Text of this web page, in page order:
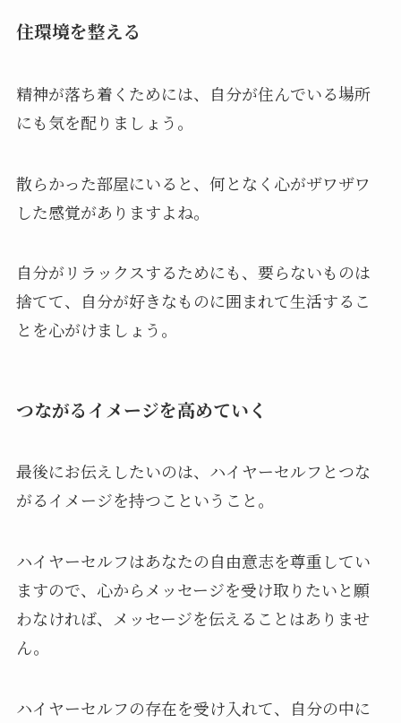
住環境を整える
精神が落ち着くためには、自分が住んでいる場所
にも気を配りましょう。
散らかった部屋にいると、何となく心がザワザワ
した感覚がありますよね。
自分がリラックスするためにも、要らないものは
捨てて、自分が好きなものに囲まれて生活するこ
とを心がけましょう。
つながるイメージを高めていく
最後にお伝えしたいのは、ハイヤーセルフとつな
がるイメージを持つこということ。
ハイヤーセルフはあなたの自由意志を尊重してい
ますので、心からメッセージを受け取りたいと願
わなければ、メッセージを伝えることはありませ
ん。
ハイヤーセルフの存在を受け入れて、自分の中に